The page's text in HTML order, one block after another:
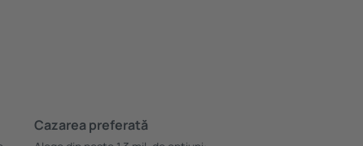
Cazarea preferată